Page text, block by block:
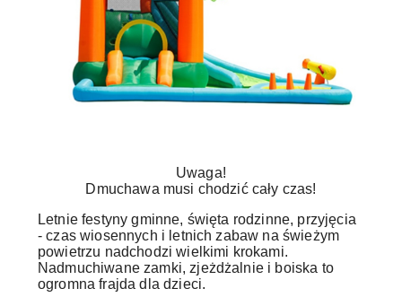
Uwaga!
Dmuchawa musi chodzić cały czas!
Letnie festyny gminne, święta rodzinne, przyjęcia
- czas wiosennych i letnich zabaw na świeżym
powietrzu nadchodzi wielkimi krokami.
Nadmuchiwane zamki, zjeżdżalnie i boiska to
ogromna frajda dla dzieci.